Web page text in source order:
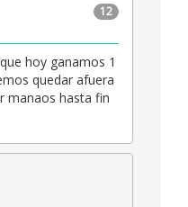
12
hoy ganamos 1
quedar afuera
manaos hasta fin